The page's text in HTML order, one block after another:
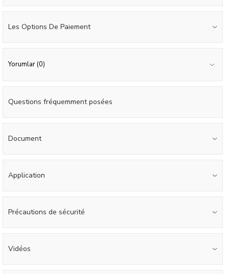
Les Options De Paiement
Yorumlar (0)
Questions fréquemment posées
Document
Application
Précautions de sécurité
Vidéos